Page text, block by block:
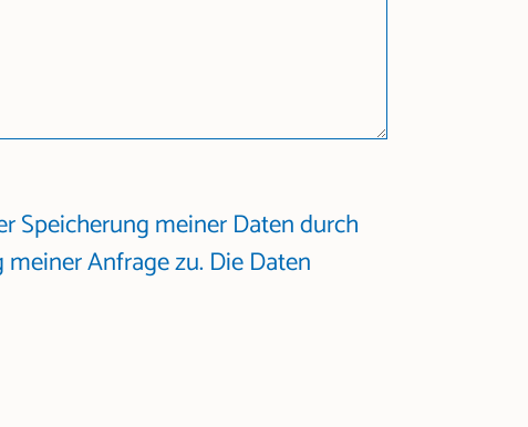
Speicherung meiner Daten durch
Anfrage zu. Die Daten